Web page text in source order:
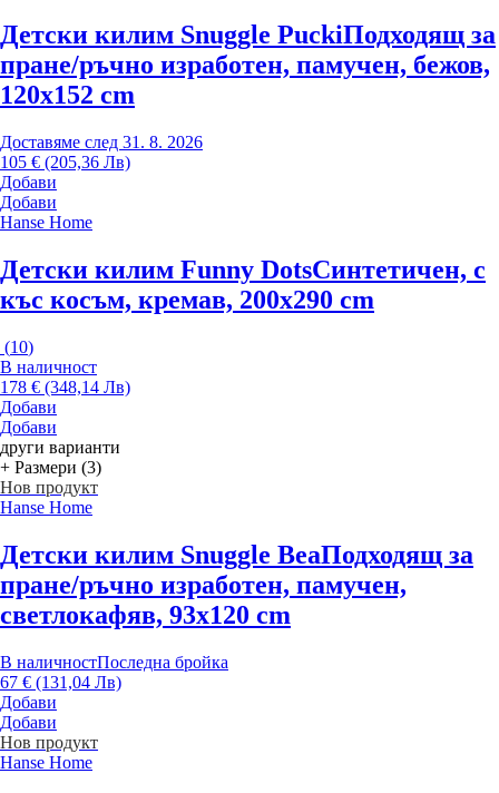
Детски килим Snuggle PuckiПодходящ за
пране/ръчно изработен, памучен, бежов,
120x152 cm
Доставяме след 31. 8. 2026
105 € (205,36 Лв)
Добави
Добави
Hanse Home
Детски килим Funny DotsСинтетичен, с
къс косъм, кремав, 200x290 cm
(10)
В наличност
178 € (348,14 Лв)
Добави
Добави
други варианти
+ Размери (3)
Нов продукт
Hanse Home
Детски килим Snuggle BeaПодходящ за
пране/ръчно изработен, памучен,
светлокафяв, 93x120 cm
В наличностПоследна бройка
67 € (131,04 Лв)
Добави
Добави
Нов продукт
Hanse Home